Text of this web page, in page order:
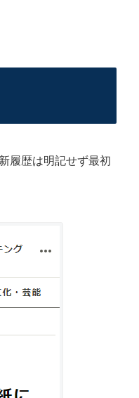
履歴は明記せず最初